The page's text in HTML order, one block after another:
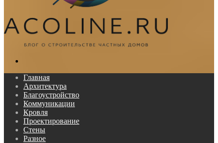
Главная
Архитектура
Благоустройство
Коммуникации
Кровля
Проектирование
Стены
Разное